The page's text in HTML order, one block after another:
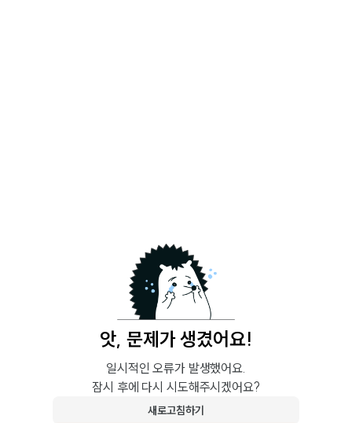
앗, 문제가 생겼어요!
일시적인 오류가 발생했어요.
잠시 후에 다시 시도해주시겠어요?
새로고침하기